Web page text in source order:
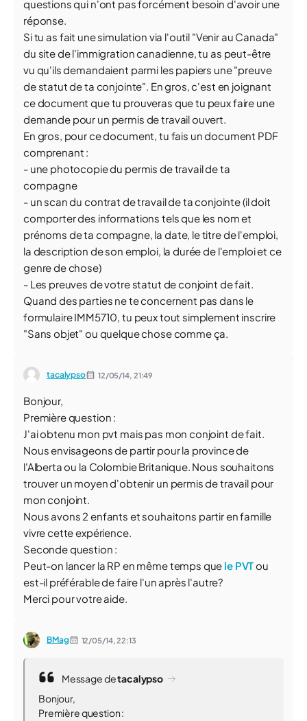
questions qui n'ont pas forcément besoin d'avoir une
réponse.
Si tu as fait une simulation via l'outil "Venir au Canada"
du site de l'immigration canadienne, tu as peut-être
vu qu'ils demandaient parmi les papiers une "preuve
de statut de ta conjointe". En gros, c'est en joignant
ce document que tu prouveras que tu peux faire une
demande pour un permis de travail ouvert.
En gros, pour ce document, tu fais un document PDF
comprenant :
- une photocopie du permis de travail de ta
compagne
- un scan du contrat de travail de ta conjointe (il doit
comporter des informations tels que les nom et
prénoms de ta compagne, la date, le titre de l'emploi,
la description de son emploi, la durée de l'emploi et ce
genre de chose)
- Les preuves de votre statut de conjoint de fait.
Quand des parties ne te concernent pas dans le
formulaire IMM5710, tu peux tout simplement inscrire
"Sans objet" ou quelque chose comme ça.
tacalypso 12/05/14, 21:49
Bonjour,
Première question :
J'ai obtenu mon pvt mais pas mon conjoint de fait.
Nous envisageons de partir pour la province de
l'Alberta ou la Colombie Britanique. Nous souhaitons
trouver un moyen d'obtenir un permis de travail pour
mon conjoint.
Nous avons 2 enfants et souhaitons partir en famille
vivre cette expérience.
Seconde question :
Peut-on lancer la RP en même temps que le PVTou
est-il préférable de faire l'un après l'autre?
Merci pour votre aide.
BMag 12/05/14,22:13
Message detacalypso
Bonjour,
Première question :